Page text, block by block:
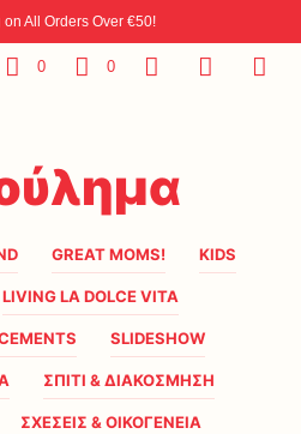
on All Orders Over €50!
0 0
GREAT MOMS! KIDS
LIVING LA DOLCE VITA
SLIDESHOW
ΣΠΙΤΙ & ΔΙΑΚΟΣΜΗΣΗ
ΣΧΕΣΕΙΣ & ΟΙΚΟΓΕΝΕΙΑ